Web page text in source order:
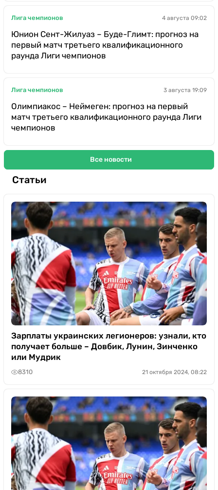
Лига чемпионов 4 августа 09:02
Юнион Сент-Жилуаз – Буде-Глимт: прогноз на
первый матч третьего квалификационного
раунда Лиги чемпионов
Лига чемпионов 3 августа 19:09
Олимпиакос – Неймеген: прогноз на первый
матч третьего квалификационного раунда Лиги
чемпионов
Все новости
Статьи
Зарплаты украинских легионеров: узнали, кто
получает больше – Довбик, Лунин, Зинченко
или Мудрик
8310 21 октября 2024, 08:22